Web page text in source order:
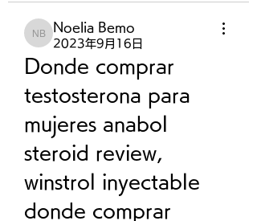
Noelia Bemo
Noelia Bemo
2023年9月16日
Donde comprar
testosterona para
mujeres anabol
steroid review,
winstrol inyectable
donde comprar